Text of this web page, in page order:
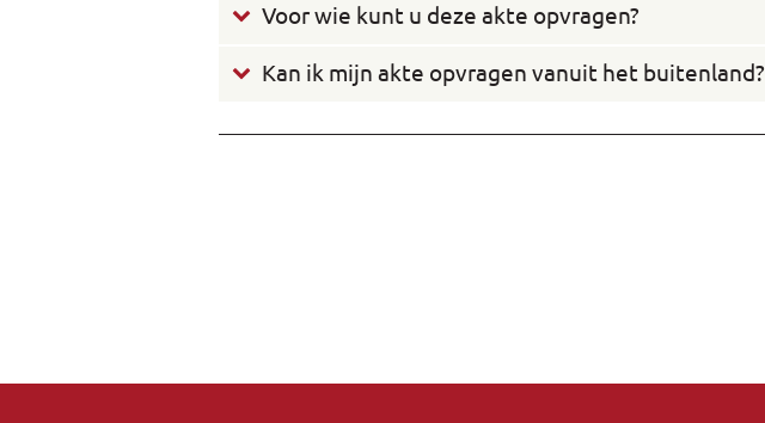
Voor wie kunt u deze akte opvragen?
Kan ik mijn akte opvragen vanuit het buitenland?